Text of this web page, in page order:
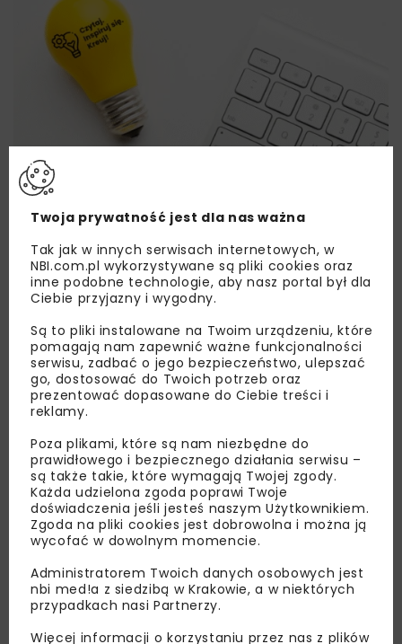
Lubisz wiedzieć więcej?
Zapisz się do newslettera aby otrzymywać od
nas najlepsze informacje branżowe,
zaproszenia na wydarzenia, atrakcyjne oferty i
dedykowane akcje specjalne.
Zapoznałam/em się zPolityką Prywatnościi
Regulaminemoraz wyrażam zgodę na otrzymywanie na
podany przeze mnie adres e-mail korespondencji
handlowej w postaci newslettera.
Twoja prywatność jest dla nas ważna
Tak jak w innych serwisach internetowych, w
NBI.com.pl wykorzystywane są pliki cookies oraz
inne podobne technologie, aby nasz portal był dla
Ciebie przyjazny i wygodny.
Są to pliki instalowane na Twoim urządzeniu, które
pomagają nam zapewnić ważne funkcjonalności
serwisu, zadbać o jego bezpieczeństwo, ulepszać
go, dostosować do Twoich potrzeb oraz
prezentować dopasowane do Ciebie treści i
reklamy.
Poza plikami, które są nam niezbędne do
prawidłowego i bezpiecznego działania serwisu –
są także takie, które wymagają Twojej zgody.
Każda udzielona zgoda poprawi Twoje
doświadczenia jeśli jesteś naszym Użytkownikiem.
Zgoda na pliki cookies jest dobrowolna i można ją
wycofać w dowolnym momencie.
Administratorem Twoich danych osobowych jest
nbi med!a z siedzibą w Krakowie, a w niektórych
przypadkach nasi Partnerzy.
Więcej informacji o korzystaniu przez nas z plików